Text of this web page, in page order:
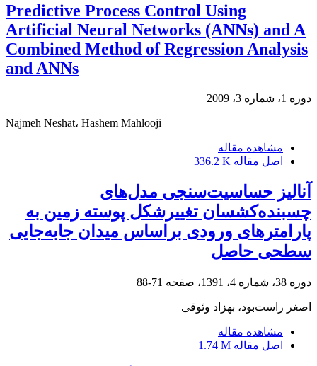
Predictive Process Control Using
Artificial Neural Networks (ANNs) and A
Combined Method of Regression Analysis
and ANNs
دوره 1، شماره 3، 2009
Najmeh Neshat، Hashem Mahlooji
مشاهده مقاله
اصل مقاله 336.2 K
آنالیز حساسیت‌سنجی مدل‌‌های
چسبنده‌کشسان تغییرشکل پوسته زمین به
پارامترهای ورودی براساس میدان جابه‌جایی
سطحی حاصل
دوره 38، شماره 4، 1391، صفحه 71-88
اصغر راست‌بود، بهزاد وثوقی
مشاهده مقاله
اصل مقاله 1.74 M